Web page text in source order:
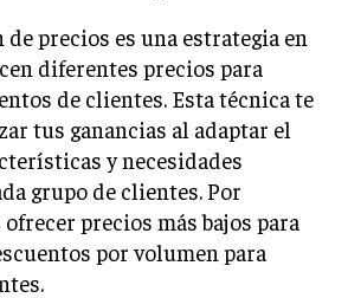
COMPETENCIA
CLIENTES
EMPRESARIAL
CAMBIO
de precios es una estrategia en
diferentes precios para
de clientes. Esta técnica te
tus ganancias al adaptar el
y necesidades
grupo de clientes. Por
precios más bajos para
por volumen para